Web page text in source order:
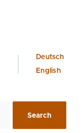
Language
switcher
Deutsch
English